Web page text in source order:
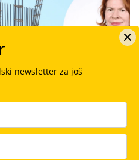
newsletter za još